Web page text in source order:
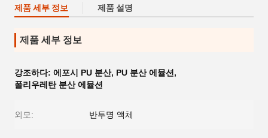
제품 세부 정보 제품 설명
제품 세부 정보
강조하다: 에포시 PU 분산, PU 분산 에뮬션 ,
폴리우레탄 분산 에뮬션
외모: 반투명 액체